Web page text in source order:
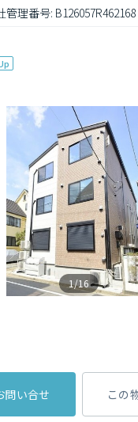
管理番号: B126057R462168
1/16
問い合せ この